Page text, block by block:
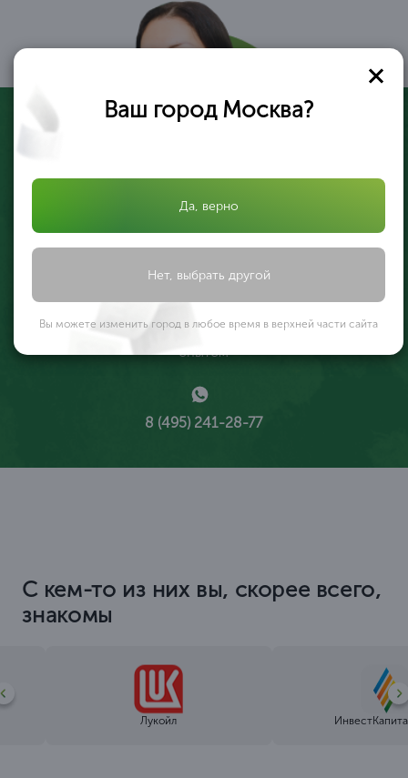
Я помогу вам разобраться!
Специалист по
лицензированию с 6 летним
опытом
8 (495) 241-28-77
С кем-то из них вы, скорее всего,
знакомы
Лукойл
Ваш город Москва?
Да, верно
Нет, выбрать другой
Вы можете изменить город в любое время в верхней части сайта